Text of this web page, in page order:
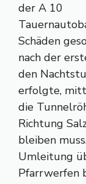
der A 10
Schäden
nach der
den
erfolgte,
die
Richtung
bleiben
Umleitung
Pfarrwerfen